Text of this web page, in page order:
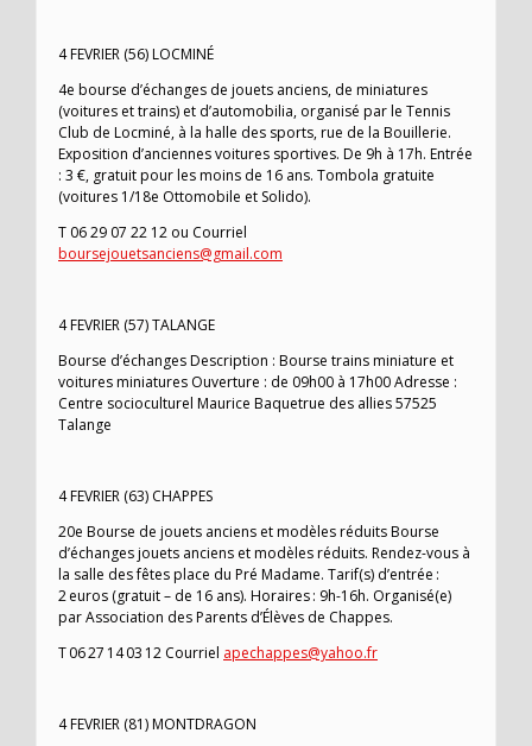
4 FEVRIER (56) LOCMINÉ
4e bourse d’échanges de jouets anciens, de miniatures
(voitures et trains) et d’automobilia, organisé par le Tennis
Club de Locminé, à la halle des sports, rue de la Bouillerie.
Exposition d’anciennes voitures sportives. De 9h à 17h. Entrée
: 3 €, gratuit pour les moins de 16 ans. Tombola gratuite
(voitures 1/18e Ottomobile et Solido).
T 06 29 07 22 12 ou Courriel
boursejouetsanciens@gmail.com
4 FEVRIER (57) TALANGE
Bourse d’échanges Description : Bourse trains miniature et
voitures miniatures Ouverture : de 09h00 à 17h00 Adresse :
Centre socioculturel Maurice Baquetrue des allies 57525
Talange
4 FEVRIER (63) CHAPPES
20e Bourse de jouets anciens et modèles réduits Bourse
d’échanges jouets anciens et modèles réduits. Rendez-vous à
la salle des fêtes place du Pré Madame. Tarif(s) d’entrée :
2 euros (gratuit – de 16 ans). Horaires : 9h-16h. Organisé(e)
par Association des Parents d’Élèves de Chappes.
T 06 27 14 03 12 Courriel apechappes@yahoo.fr
4 FEVRIER (81) MONTDRAGON